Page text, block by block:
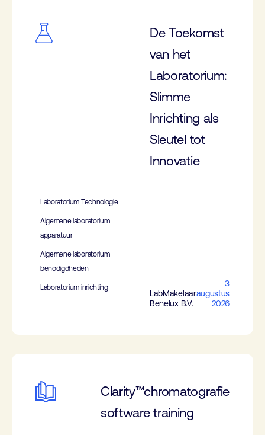
De Toekomst
van het
Laboratorium:
Slimme
Inrichting als
Sleutel tot
Innovatie
Laboratorium Technologie
Algemene laboratorium
apparatuur
Algemene laboratorium
benodigdheden
Laboratorium inrichting
LabMakelaar
Benelux B.V.
3
augustus
2026
Clarity™chromatografie
software training